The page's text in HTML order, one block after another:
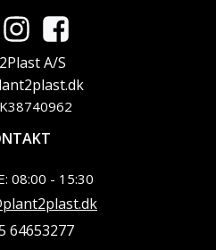
A/S
08:00 - 15:30
64653277